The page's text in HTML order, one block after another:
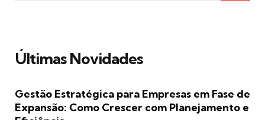
Últimas Novidades
Gestão Estratégica para Empresas em Fase de
Expansão: Como Crescer com Planejamento e